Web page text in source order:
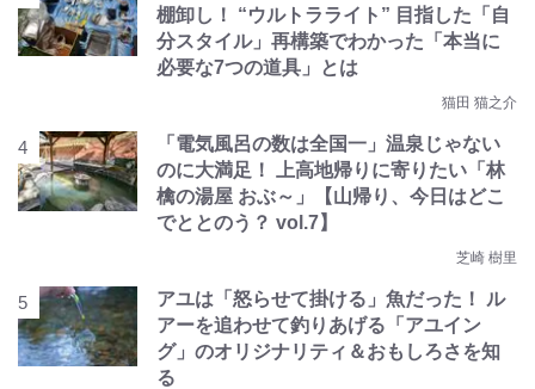
棚卸し！ “ウルトラライト” 目指した「自
分スタイル」再構築でわかった「本当に
必要な7つの道具」とは
猫田 猫之介
「電気風呂の数は全国一」温泉じゃない
のに大満足！ 上高地帰りに寄りたい「林
檎の湯屋 おぶ～」【山帰り、今日はどこ
でととのう？ vol.7】
芝崎 樹里
アユは「怒らせて掛ける」魚だった！ ル
アーを追わせて釣りあげる「アユイン
グ」のオリジナリティ＆おもしろさを知
る